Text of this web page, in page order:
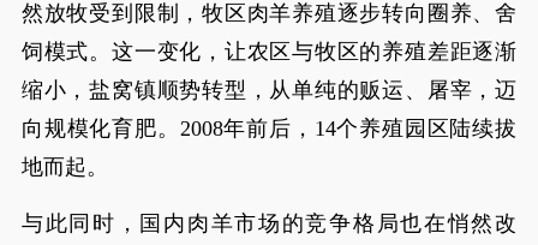
然放牧受到限制，牧区肉羊养殖逐步转向圈养、舍
饲模式。这一变化，让农区与牧区的养殖差距逐渐
缩小，盐窝镇顺势转型，从单纯的贩运、屠宰，迈
向规模化育肥。2008年前后，14个养殖园区陆续拔
地而起。
与此同时，国内肉羊市场的竞争格局也在悄然改